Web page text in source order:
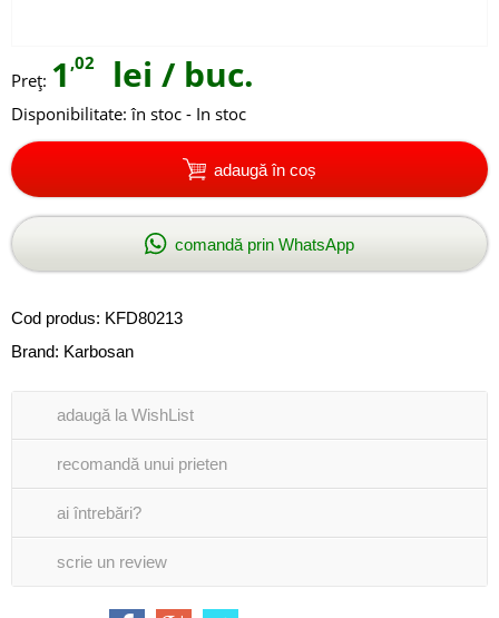
Preţ: 1 ,02 lei / buc.
Disponibilitate: în stoc - In stoc
adaugă în coș
comandă prin WhatsApp
Cod produs: KFD80213
Brand: Karbosan
adaugă la WishList
recomandă unui prieten
ai întrebări?
scrie un review